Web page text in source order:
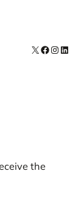
X Facebook
the